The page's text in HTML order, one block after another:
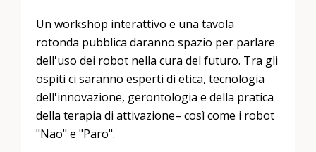
Un workshop interattivo e una tavola
rotonda pubblica daranno spazio per parlare
dell'uso dei robot nella cura del futuro. Tra gli
ospiti ci saranno esperti di etica, tecnologia
dell'innovazione, gerontologia e della pratica
della terapia di attivazione– così come i robot
"Nao" e "Paro".